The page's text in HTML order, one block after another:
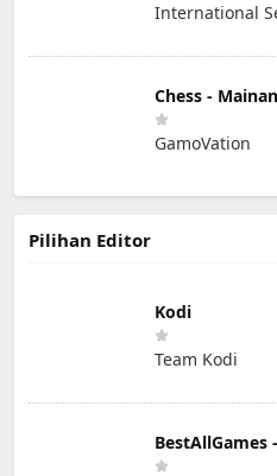
International
Chess -
GamoVation
Pilihan Editor
Kodi
Team Kodi
BestAllGames